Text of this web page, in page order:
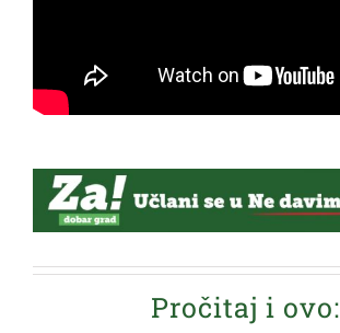
Pročitaj i ovo: